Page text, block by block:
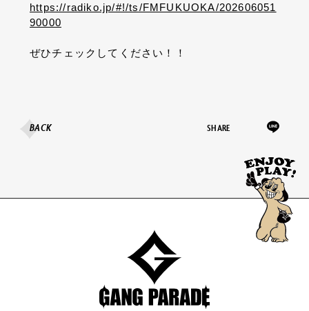
https://radiko.jp/#!/ts/FMFUKUOKA/202606051
90000
ぜひチェックしてください！！
SHARE
BACK